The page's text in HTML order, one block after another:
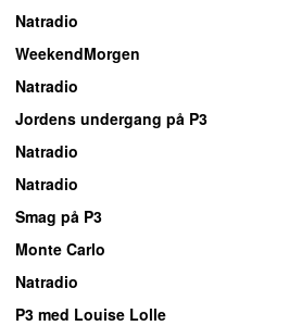
Natradio
WeekendMorgen
Natradio
Jordens undergang på P3
Natradio
Natradio
Smag på P3
Monte Carlo
Natradio
P3 med Louise Lolle